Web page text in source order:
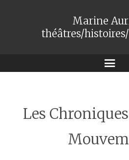
Marine
théâtres/
Les